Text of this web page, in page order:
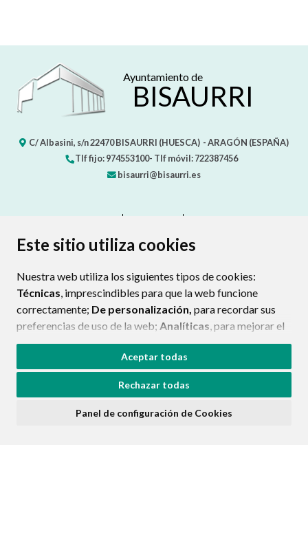
Este sitio utiliza cookies
Nuestra web utiliza los siguientes tipos de cookies:
Técnicas, imprescindibles para que la web funcione
correctamente; De personalización, para recordar sus
preferencias de uso de la web; Analíticas, para mejorar el
funcionamiento de la web y sus servicios.
Si acepta pulsando el botón“Aceptar todas”
consideramos que acepta su uso. Si pulsa el botón
ninguna acción, se guardarán las cookies técnicas
Aceptar todas
Rechazar todas
Panel de configuración de Cookies
Ayuntamiento de
BISAURRI
C/ Albasini, s/n22470BISAURRI (HUESCA) - ARAGÓN (ESPAÑA)
Tlf fijo: 974553100- Tlf móvil: 722387456
bisaurri@bisaurri.es
PROTECCIÓN DE DATOS
POLÍTICA DE COOKIES